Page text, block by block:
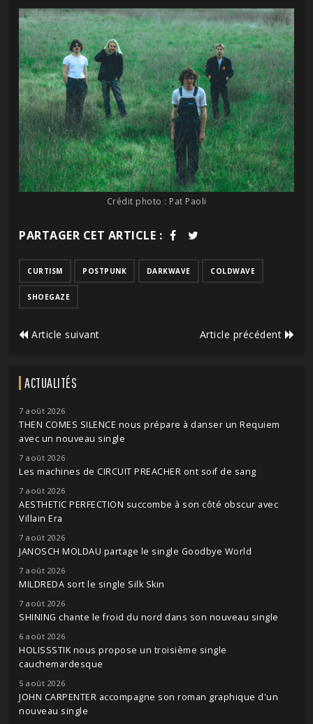
Crédit photo : Pat Paoli
PARTAGER CET ARTICLE :
CURTISM POSTPUNK DARKWAVE COLDWAVE
SHOEGAZE
Article suivant Article précédent
ACTUALITÉS
7 août 2026
THEN COMES SILENCE nous prépare à danser un Requiem
avec un nouveau single
7 août 2026
Les machines de CIRCUIT PREACHER ont soif de sang
7 août 2026
AESTHETIC PERFECTION succombe à son côté obscur avec
Villain Era
7 août 2026
JANOSCH MOLDAU partage le single Goodbye World
7 août 2026
MILDREDA sort le single Silk Skin
7 août 2026
SHINING chante le froid du nord dans son nouveau single
6 août 2026
HOLISSSTIK nous propose un troisième single
cauchemardesque
5 août 2026
JOHN CARPENTER accompagne son roman graphique d'un
nouveau single